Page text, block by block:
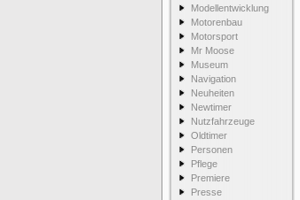
Modellentwicklung
Motorenbau
Motorsport
Mr Moose
Museum
Navigation
Neuheiten
Newtimer
Nutzfahrzeuge
Oldtimer
Personen
Pflege
Premiere
Presse